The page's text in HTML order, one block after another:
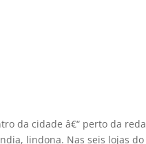
da cidade â€“ perto da
lindona. Nas seis lojas do